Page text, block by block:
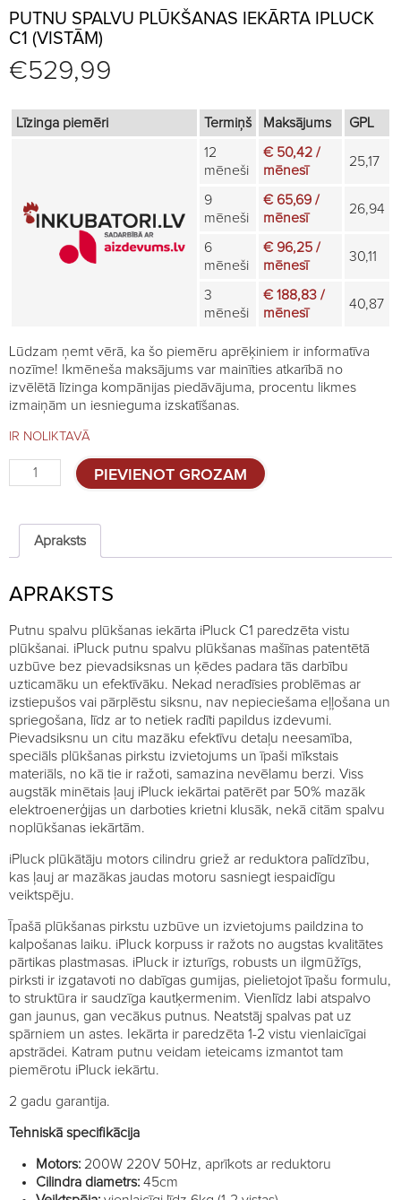
PUTNU SPALVU PLŪKŠANAS IEKĀRTA IPLUCK
C1 (VISTĀM)
€529,99
Līzinga piemēri Termiņš Maksājums GPL
12
mēneši
€ 50,42 /
mēnesī
25,17
9
mēneši
€ 65,69 /
mēnesī
26,94
6
mēneši
€ 96,25 /
mēnesī
30,11
3
mēneši
€ 188,83 /
mēnesī
40,87
Lūdzam ņemt vērā, ka šo piemēru aprēķiniem ir informatīva
nozīme! Ikmēneša maksājums var mainīties atkarībā no
izvēlētā līzinga kompānijas piedāvājuma, procentu likmes
izmaiņām un iesnieguma izskatīšanas.
IR NOLIKTAVĀ
Putnu
spalvu
iekārta
iPluck
C1
quantity
PIEVIENOT GROZAM
Apraksts
APRAKSTS
Putnu spalvu plūkšanas iekārta iPluck C1 paredzēta vistu
plūkšanai. iPluck putnu spalvu plūkšanas mašīnas patentētā
uzbūve bez pievadsiksnas un ķēdes padara tās darbību
uzticamāku un efektīvāku. Nekad neradīsies problēmas ar
izstiepušos vai pārplēstu siksnu, nav nepieciešama eļļošana un
spriegošana, līdz ar to netiek radīti papildus izdevumi.
Pievadsiksnu un citu mazāku efektīvu detaļu neesamība,
speciāls plūkšanas pirkstu izvietojums un īpaši mīkstais
materiāls, no kā tie ir ražoti, samazina nevēlamu berzi. Viss
augstāk minētais ļauj iPluck iekārtai patērēt par 50% mazāk
elektroenerģijas un darboties krietni klusāk, nekā citām spalvu
noplūkšanas iekārtām.
iPluck plūkātāju motors cilindru griež ar reduktora palīdzību,
kas ļauj ar mazākas jaudas motoru sasniegt iespaidīgu
veiktspēju.
Īpašā plūkšanas pirkstu uzbūve un izvietojums paildzina to
kalpošanas laiku. iPluck korpuss ir ražots no augstas kvalitātes
pārtikas plastmasas. iPluck ir izturīgs, robusts un ilgmūžīgs,
pirksti ir izgatavoti no dabīgas gumijas, pielietojot īpašu formulu,
to struktūra ir saudzīga kautķermenim. Vienlīdz labi atspalvo
gan jaunus, gan vecākus putnus. Neatstāj spalvas pat uz
spārniem un astes. Iekārta ir paredzēta 1-2 vistu vienlaicīgai
apstrādei. Katram putnu veidam ieteicams izmantot tam
piemērotu iPluck iekārtu.
2 gadu garantija.
Tehniskā specifikācija
Motors: 200W 220V 50Hz, aprīkots ar reduktoru
Cilindra diametrs: 45cm